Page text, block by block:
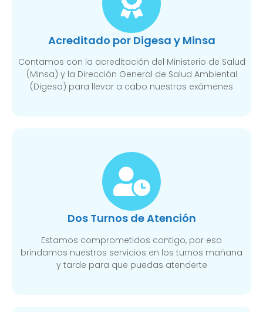
Acreditado por Digesa y Minsa
Contamos con la acreditación del Ministerio de Salud
(Minsa) y la Dirección General de Salud Ambiental
(Digesa) para llevar a cabo nuestros exámenes
Dos Turnos de Atención
Estamos comprometidos contigo, por eso
brindamos nuestros servicios en los turnos mañana
y tarde para que puedas atenderte